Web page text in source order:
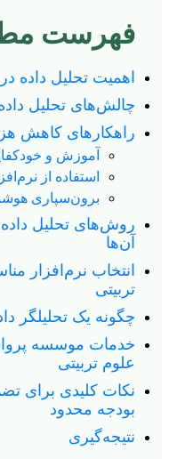
فهرست
اهمیت تحلیل داده
چالش‌های تحلیل
راهکارهای کاهش
آموزش و
استفاده از
برون‌سپاری
روش‌های تحلیل داده
آن‌ها
انتخاب نرم‌افزار
تربیتی
چگونه یک تحلیلگر
خدمات موسسه
علوم تربیتی
نکات کلیدی برای
بودجه محدود
نتیجه‌گیری